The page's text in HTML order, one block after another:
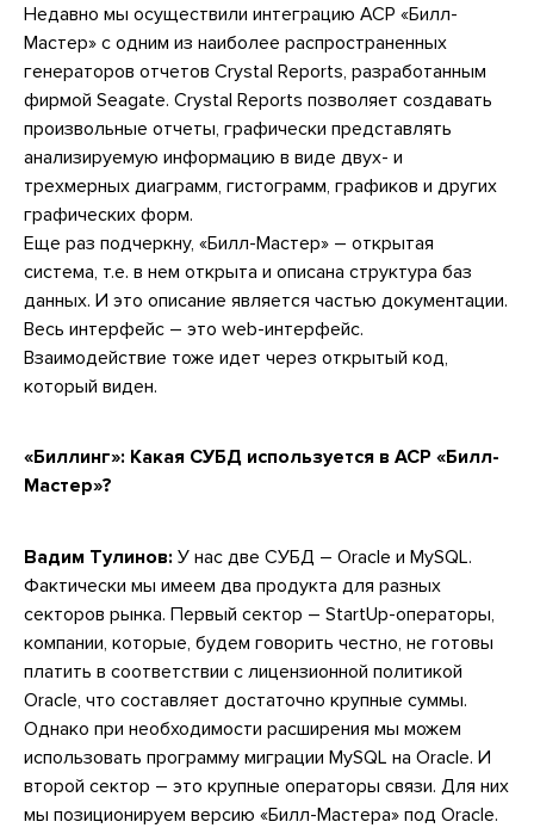
Недавно мы осуществили интеграцию АСР «Билл-
Мастер» с одним из наиболее распространенных
генераторов отчетов Crystal Reports, разработанным
фирмой Seagate. Crystal Reports позволяет создавать
произвольные отчеты, графически представлять
анализируемую информацию в виде двух- и
трехмерных диаграмм, гистограмм, графиков и других
графических форм.
Еще раз подчеркну, «Билл-Мастер» – открытая
система, т.е. в нем открыта и описана структура баз
данных. И это описание является частью документации.
Весь интерфейс – это web-интерфейс.
Взаимодействие тоже идет через открытый код,
который виден.
«Биллинг»: Какая СУБД используется в АСР «Билл-
Мастер»?
Вадим Тулинов: У нас две СУБД – Oracle и MySQL.
Фактически мы имеем два продукта для разных
секторов рынка. Первый сектор – StartUp-операторы,
компании, которые, будем говорить честно, не готовы
платить в соответствии с лицензионной политикой
Oracle, что составляет достаточно крупные суммы.
Однако при необходимости расширения мы можем
использовать программу миграции MySQL на Oracle. И
второй сектор – это крупные операторы связи. Для них
мы позиционируем версию «Билл-Мастера» под Oracle.